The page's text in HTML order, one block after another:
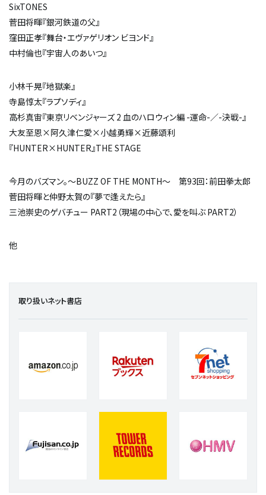
SixTONES
菅田将暉『銀河鉄道の父』
窪田正孝『舞台・エヴァゲリオン ビヨンド』
中村倫也『宇宙人のあいつ』
小林千晃『地獄楽』
寺島惇太『ラプソディ』
高杉真宙『東京リベンジャーズ 2 血のハロウィン編 -運命-／-決戦-』
大友至恩×阿久津仁愛×小越勇輝×近藤頌利
『HUNTER×HUNTER』THE STAGE
今月のバズマン。～BUZZ OF THE MONTH～ 第93回：前田拳太郎
菅田将暉と仲野太賀の『夢で逢えたら』
三池崇史のゲバチュー PART2（現場の中心で、愛を叫ぶ PART2）
他
取り扱いネット書店